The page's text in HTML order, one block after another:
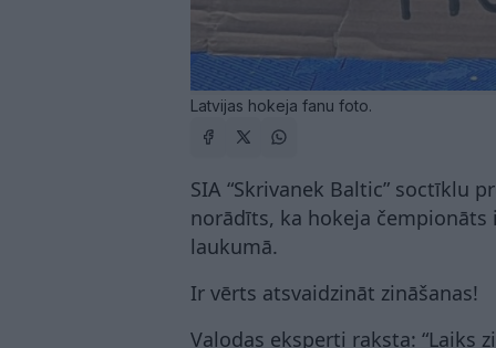
Latvijas hokeja fanu foto.
SIA “Skrivanek Baltic” soctīklu
norādīts, ka hokeja
laukumā.
Ir vērts atsvaidzināt zināšanas!
Valodas eksperti raksta: “Laiks